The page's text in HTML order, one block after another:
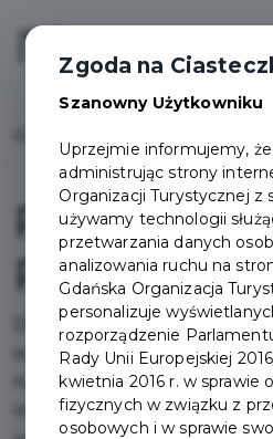
Pakiet
Premium
Dla pasjonatów zwiedzania
wyjątkowy pakiet atrakcji,
największy głód wiedzy.
marynistyka, przyroda czy
Zgoda na
Szanowny Użytkowniku
Uprzejmie informujemy,
administrując strony
Organizacji Turystycznej z
używamy technologii
przetwarzania danych
analizowania ruchu na
Gdańska Organizacja
personalizuje
rozporządzenie
Rady Unii Europejskiej
kwietnia 2016 r. w sprawie
fizycznych w związku z
osobowych i w sprawie